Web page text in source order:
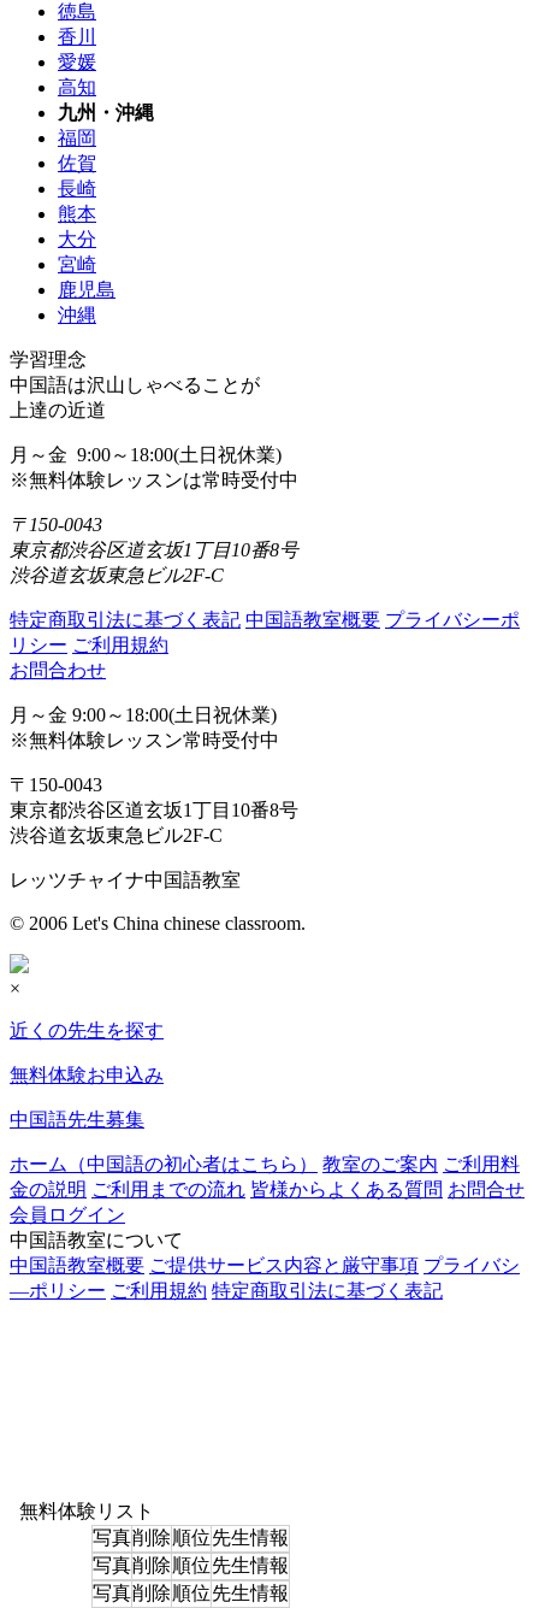
徳島
香川
愛媛
高知
九州・沖縄
福岡
佐賀
長崎
熊本
大分
宮崎
鹿児島
沖縄
学習理念
中国語は沢山しゃべることが
上達の近道
月～金 9:00～18:00(土日祝休業)
※無料体験レッスンは常時受付中
〒150-0043
東京都渋谷区道玄坂1丁目10番8号
渋谷道玄坂東急ビル2F-C
特定商取引法に基づく表記 中国語教室概要 プライバシーポ
リシー ご利用規約
お問合わせ
月～金 9:00～18:00(土日祝休業)
※無料体験レッスン常時受付中
〒150-0043
東京都渋谷区道玄坂1丁目10番8号
渋谷道玄坂東急ビル2F-C
レッツチャイナ中国語教室
© 2006 Let's China chinese classroom.
×
近くの先生を探す
無料体験お申込み
中国語先生募集
ホーム（中国語の初心者はこちら） 教室のご案内 ご利用料
金の説明 ご利用までの流れ 皆様からよくある質問 お問合せ
会員ログイン
中国語教室について
中国語教室概要 ご提供サービス内容と厳守事項 プライバシ
―ポリシー ご利用規約 特定商取引法に基づく表記